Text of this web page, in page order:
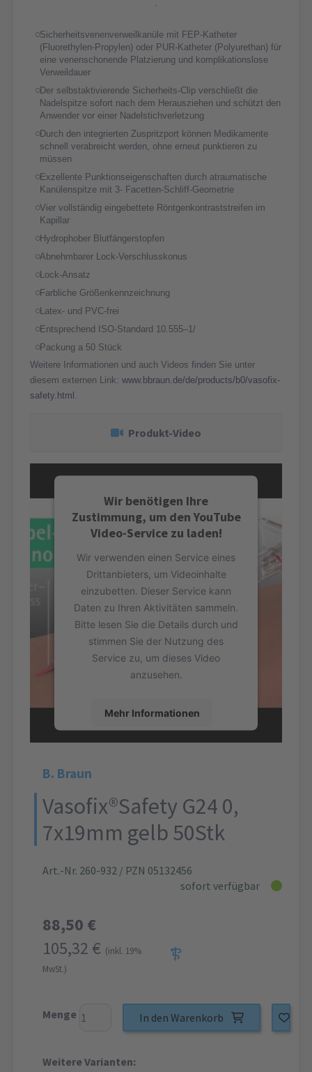
Sicherheitsvenenverweilkanüle mit FEP-Katheter
(Fluorethylen-Propylen) oder PUR-Katheter (Polyurethan) für
eine venenschonende Platzierung und komplikationslose
Verweildauer
Der selbstaktivierende Sicherheits-Clip verschließt die
Nadelspitze sofort nach dem Herausziehen und schützt den
Anwender vor einer Nadelstichverletzung
Durch den integrierten Zuspritzport können Medikamente
schnell verabreicht werden, ohne erneut punktieren zu
müssen
Exzellente Punktionseigenschaften durch atraumatische
Kanülenspitze mit 3- Facetten-Schliff-Geometrie
Vier vollständig eingebettete Röntgenkontraststreifen im
Kapillar
Hydrophober Blutfängerstopfen
Abnehmbarer Lock-Verschlusskonus
Lock-Ansatz
Farbliche Größenkennzeichnung
Latex- und PVC-frei
Entsprechend ISO-Standard 10.555‒1/
Packung a 50 Stück
Weitere Informationen und auch Videos finden Sie unter
diesem externen Link: www.bbraun.de/de/products/b0/vasofix-
safety.html .
Produkt-Video
Wir benötigen Ihre
Zustimmung, um den YouTube
Video-Service zu laden!
Wir verwenden einen Service eines
Drittanbieters, um Videoinhalte
einzubetten. Dieser Service kann
Daten zu Ihren Aktivitäten sammeln.
Bitte lesen Sie die Details durch und
stimmen Sie der Nutzung des
Service zu, um dieses Video
anzusehen.
Mehr Informationen
B. Braun
Vasofix®Safety G24 0,
7x19mm gelb 50Stk
Art.-Nr. 260-932 / PZN 05132456
sofort verfügbar
88,50 €
105,32 € (inkl. 19%
MwSt.)
Menge In den Warenkorb
Weitere Varianten: